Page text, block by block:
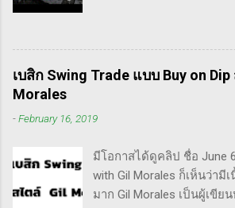
เป็น Trader แล้วต่อมาก็เป
Invester ไปซะงั้น เผื่อใครไ
ลักษณะการเทรดที่ ไม่ถือยา
เวลาหนึ่ง ที่สำคัญความเป็น
ราคาร่วงถึง 10% ก็ต้องตัด
เขามองระยะยาว ไม่สนใจ
ราคาในระยะสั้น อย่างวอเ
ไม่ควรอยู่ในตลาดหุ้น นอกเ
เบสิก Swing Trade แบบ Buy on Dip
Morales
-February 16, 2019
มีโอกาสได้ดูคลิป ชื่อ June 6
with Gil Morales ก็เห็นว่ามี
มาก Gil Morales เป็นผู้เขีย